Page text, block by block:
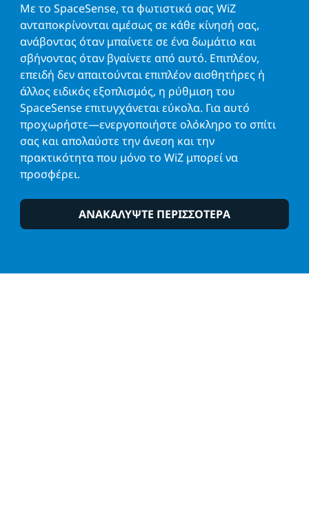
Με το SpaceSense, τα φωτιστικά σας WiZ
ανταποκρίνονται αμέσως σε κάθε κίνησή σας,
ανάβοντας όταν μπαίνετε σε ένα δωμάτιο και
σβήνοντας όταν βγαίνετε από αυτό. Επιπλέον,
επειδή δεν απαιτούνται επιπλέον αισθητήρες ή
άλλος ειδικός εξοπλισμός, η ρύθμιση του
SpaceSense επιτυγχάνεται εύκολα. Για αυτό
προχωρήστε—ενεργοποιήστε ολόκληρο το σπίτι
σας και απολαύστε την άνεση και την
πρακτικότητα που μόνο το WiZ μπορεί να
προσφέρει.
ΑΝΑΚΑΛΥΨΤΕ ΠΕΡΙΣΣΟΤΕΡΑ